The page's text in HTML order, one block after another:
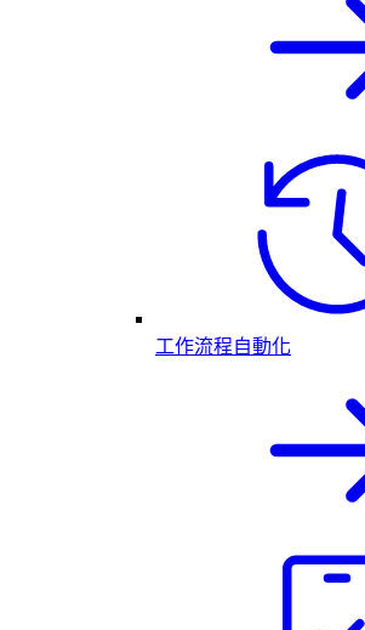
工作流程自動化